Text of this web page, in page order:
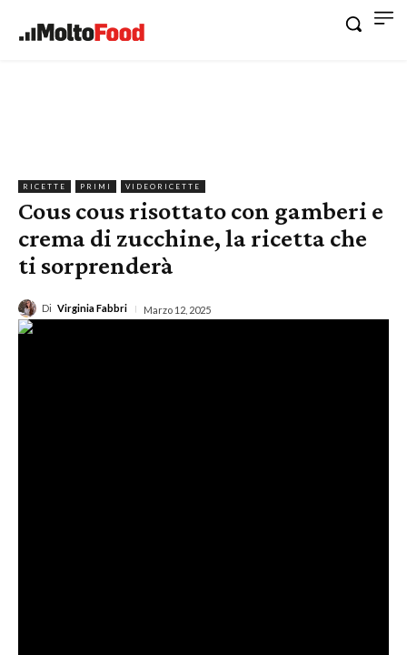
RICETTE PRIMI VIDEORICETTE
Cous cous risottato con gamberi e
crema di zucchine, la ricetta che
ti sorprenderà
Di Virginia Fabbri Marzo 12, 2025